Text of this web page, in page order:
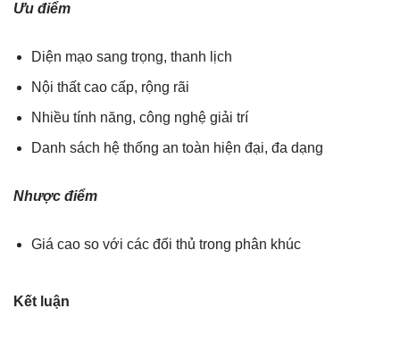
Ưu điểm
Diện mạo sang trọng, thanh lịch
Nội thất cao cấp, rộng rãi
Nhiều tính năng, công nghệ giải trí
Danh sách hệ thống an toàn hiện đại, đa dạng
Nhược điểm
Giá cao so với các đối thủ trong phân khúc
Kết luận